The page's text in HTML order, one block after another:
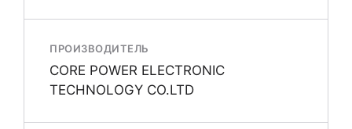
ПРОИЗВОДИТЕЛЬ
CORE POWER ELECTRONIC
TECHNOLOGY CO.LTD